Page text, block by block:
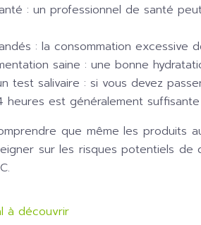
: un professionnel de santé
: la consommation excessive
saine : une bonne
test salivaire : si vous devez
est généralement
que même les
sur les risques potentiels
à découvrir